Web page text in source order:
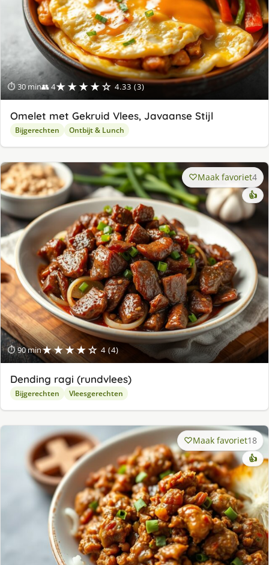
⏱ 30 min👥 4★★★★☆ 4.33 (3)
Omelet met Gekruid Vlees, Javaanse Stijl
Bijgerechten Ontbijt & Lunch
⏱ 90 min★★★★☆ 4 (4)
Maak favoriet4
👍
Dending ragi (rundvlees)
Bijgerechten Vleesgerechten
Maak favoriet18
👍